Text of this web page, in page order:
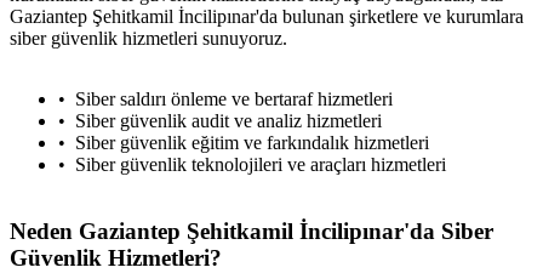
Gaziantep Şehitkamil İncilipınar'da bulunan şirketlere ve kurumlara
siber güvenlik hizmetleri sunuyoruz.
Siber saldırı önleme ve bertaraf hizmetleri
Siber güvenlik audit ve analiz hizmetleri
Siber güvenlik eğitim ve farkındalık hizmetleri
Siber güvenlik teknolojileri ve araçları hizmetleri
Neden Gaziantep Şehitkamil İncilipınar'da Siber
Güvenlik Hizmetleri?